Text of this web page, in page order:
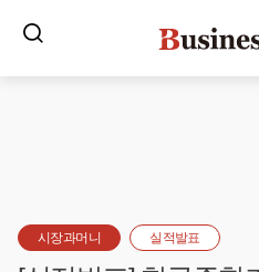
시장과머니 실적발표